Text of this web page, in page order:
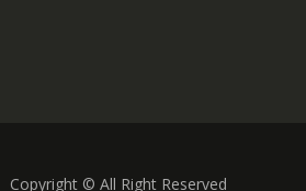
Copyright © All Right Reserved